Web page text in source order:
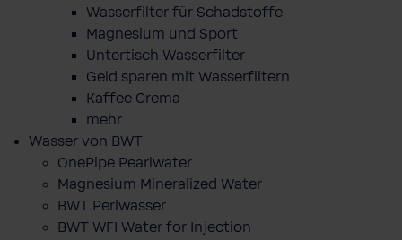
Wasserfilter für Schadstoffe
Magnesium und Sport
Untertisch Wasserfilter
Geld sparen mit Wasserfiltern
Kaffee Crema
mehr
Wasser von BWT
OnePipe Pearlwater
Magnesium Mineralized Water
BWT Perlwasser
BWT WFI Water for Injection